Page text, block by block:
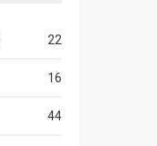
22
16
44